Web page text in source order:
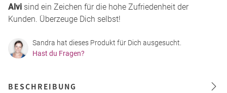
Alvi sind ein Zeichen für die hohe Zufriedenheit der
Kunden. Überzeuge Dich selbst!
Sandra hat dieses Produkt für Dich ausgesucht.
Hast du Fragen?
BESCHREIBUNG